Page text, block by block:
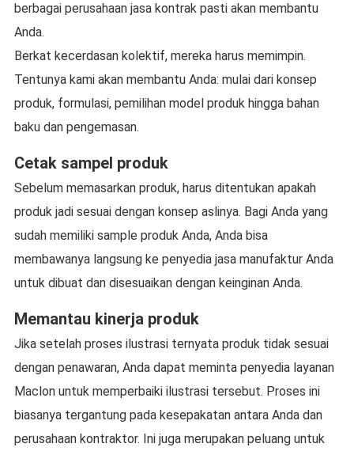
berbagai perusahaan jasa kontrak pasti akan membantu
Anda.
Berkat kecerdasan kolektif, mereka harus memimpin.
Tentunya kami akan membantu Anda: mulai dari konsep
produk, formulasi, pemilihan model produk hingga bahan
baku dan pengemasan.
Cetak sampel produk
Sebelum memasarkan produk, harus ditentukan apakah
produk jadi sesuai dengan konsep aslinya. Bagi Anda yang
sudah memiliki sample produk Anda, Anda bisa
membawanya langsung ke penyedia jasa manufaktur Anda
untuk dibuat dan disesuaikan dengan keinginan Anda.
Memantau kinerja produk
Jika setelah proses ilustrasi ternyata produk tidak sesuai
dengan penawaran, Anda dapat meminta penyedia layanan
Maclon untuk memperbaiki ilustrasi tersebut. Proses ini
biasanya tergantung pada kesepakatan antara Anda dan
perusahaan kontraktor. Ini juga merupakan peluang untuk